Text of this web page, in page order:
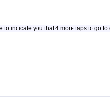
to indicate you that 4 more taps to go